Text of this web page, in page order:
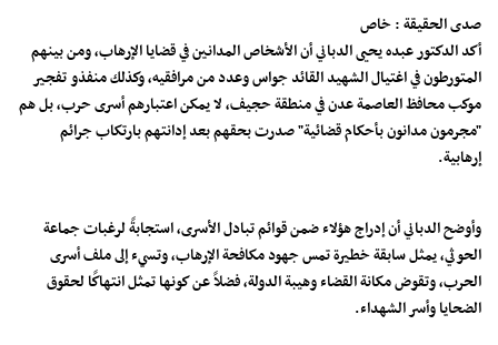
صدى الحقيقة : خاص
أكد الدكتور عبده يحيى الدباني أن الأشخاص المدانين في قضايا الإرهاب، ومن بينهم
المتورطون في اغتيال الشهيد القائد جواس وعدد من مرافقيه، وكذلك منفذو تفجير
موكب محافظ العاصمة عدن في منطقة حجيف، لا يمكن اعتبارهم أسرى حرب، بل هم
"مجرمون مدانون بأحكام قضائية" صدرت بحقهم بعد إدانتهم بارتكاب جرائم
إرهابية.
وأوضح الدباني أن إدراج هؤلاء ضمن قوائم تبادل الأسرى، استجابةً لرغبات جماعة
الحوثي، يمثل سابقة خطيرة تمس جهود مكافحة الإرهاب، وتسيء إلى ملف أسرى
الحرب، وتقوض مكانة القضاء وهيبة الدولة، فضلاً عن كونها تمثل انتهاكًا لحقوق
الضحايا وأسر الشهداء.